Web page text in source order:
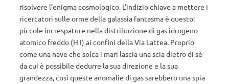
risolvere l’enigma cosmologico. L’indizio chiave a mettere i
ricercatori sulle orme della galassia fantasma è questo:
piccole increspature nella distribuzione di gas idrogeno
atomico freddo (H I) ai confini della Via Lattea. Proprio
come una nave che solca i mari lascia una scia dietro di sè
da cui è possibile dedurre la sua direzione e la sua
grandezza, così queste anomalie di gas sarebbero una spia